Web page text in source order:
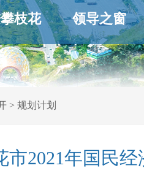
枝花 领导之窗
> 规划计划
市2021年国民